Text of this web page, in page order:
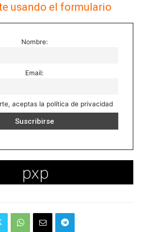
usando el formulario
Nombre:
Email:
aceptas la política de privacidad